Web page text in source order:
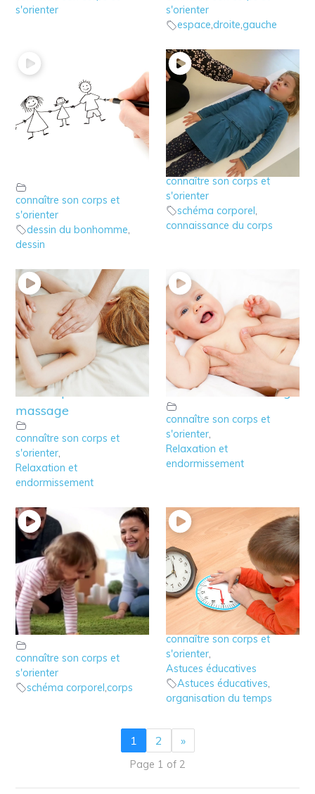
s'orienter
s'orienter
espace,droite,gauche
7 – Mieux comprendre
connaître son corps et
s'orienter
dessin du bonhomme,
dessin
6 – Jouer avec le
schéma corporel
connaître son corps et
s'orienter
schéma corporel,
connaissance du corps
5 – Accompagner le
schéma corporel de
l’enfant par le
massage
connaître son corps et
s'orienter,
Relaxation et
endormissement
4 – Accompagner le
schéma corporel de
bébé avec le massage
connaître son corps et
s'orienter,
Relaxation et
endormissement
3 – Qu’est ce le
schéma corporel de
l’enfant?
connaître son corps et
s'orienter
schéma corporel,corps
2 – La perception du
temps après 2 ans
connaître son corps et
s'orienter,
Astuces éducatives
Astuces éducatives,
organisation du temps
1 2 »
Page 1 of 2